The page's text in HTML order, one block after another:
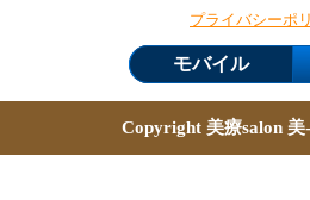
プライバシーポ
モバイル
Copyright 美療salon 美